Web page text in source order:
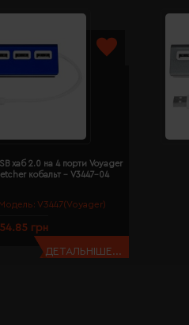
Модель: V3447(Voyager)
хаб 2.0 на 4 порти Voyager
кобальт - V3447-04
грн
ДЕТАЛЬНІШЕ...